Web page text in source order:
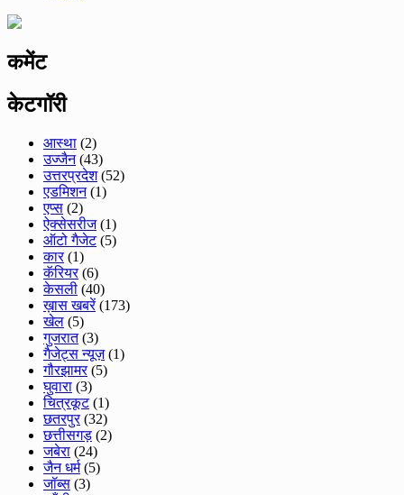
कमेंट
केटगॉरी
आस्था (2)
उज्जैन(43)
उत्तरप्रदेश(52)
एडमिशन(1)
एप्स (2)
ऐक्सेसरीज(1)
ऑटो गैजेट(5)
कार(1)
कॅरियर(6)
केसली (40)
ख़ास खबरें(173)
खेल (5)
गुजरात(3)
गैजेट्स न्यूज़(1)
गौरझामर(5)
घुवारा (3)
चित्रकूट(1)
छतरपुर(32)
छत्तीसगड़ (2)
जबेरा (24)
जैन धर्म(5)
जॉब्स (3)